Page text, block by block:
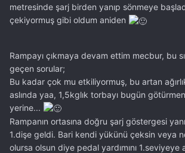
metresinde şarj birden yanıp sönmeye
çekiyormuş gibi oldum aniden
Rampayı çıkmaya devam ettim mecbur, bu
geçen sorular;
Bu kadar çok mu etkiliyormuş, bu artan
aslında yaa, 1,5kglık torbayı bugün
yerine...
Rampanın ortasına doğru şarj göstergesi
1.dişe geldi. Bari kendi yükünü çeksin veya
olursa olsun diye pedal yardımını 1.seviyeye